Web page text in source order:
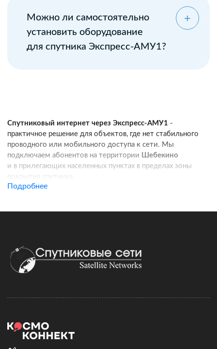
Можно ли самостоятельно
установить оборудование
для спутника Экспресс-АМУ1?
Спутниковый интернет через Экспресс-АМУ1 -
практичное решение для объектов, где нет стабильного
проводного или мобильного доступа к сети. Мы
подключаем абонентов на территории Шебекино
и в прилегающих населенных пунктах в пределах зоны
покрытия спутника.
стабильный доступ в интернет для работы, связи
и онлайн-сервисов.
договора и активацию тарифа. Монтаж можно выполнить
Скорость и стоимость зависят от выбранного тарифного
Подробнее